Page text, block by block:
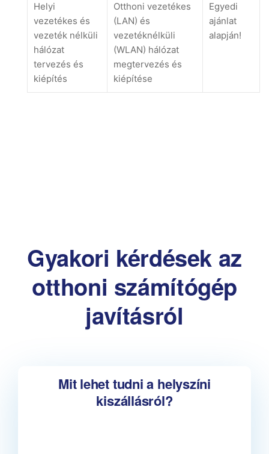
Helyi
vezetékes és
vezeték nélküli
hálózat
tervezés és
kiépítés
Otthoni vezetékes
(LAN) és
vezetéknélküli
(WLAN) hálózat
megtervezés és
kiépítése
Egyedi
ajánlat
alapján!
Gyakori kérdések az
otthoni számítógép
javításról
Mit lehet tudni a helyszíni
kiszállásról?